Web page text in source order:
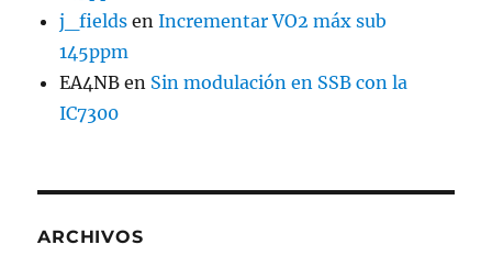
j_fields enIncrementar VO2 máx sub
145ppm
EA4NB en Sin modulación en SSB con la
IC7300
ARCHIVOS